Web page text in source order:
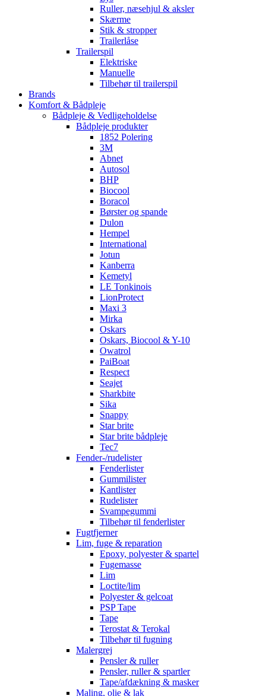
Ruller, næsehjul & aksler
Skærme
Stik & stropper
Trailerlåse
Trailerspil
Elektriske
Manuelle
Tilbehør til trailerspil
Brands
Komfort & Bådpleje
Bådpleje & Vedligeholdelse
Bådpleje produkter
1852 Polering
3M
Abnet
Autosol
BHP
Biocool
Boracol
Børster og spande
Dulon
Hempel
International
Jotun
Kanberra
Kemetyl
LE Tonkinois
LionProtect
Maxi 3
Mirka
Oskars
Oskars, Biocool & Y-10
Owatrol
PaiBoat
Respect
Seajet
Sharkbite
Sika
Snappy
Star brite
Star brite bådpleje
Tec7
Fender-/rudelister
Fenderlister
Gummilister
Kantlister
Rudelister
Svampegummi
Tilbehør til fenderlister
Fugtfjerner
Lim, fuge & reparation
Epoxy, polyester & spartel
Fugemasse
Lim
Loctite/lim
Polyester & gelcoat
PSP Tape
Tape
Terostat & Terokal
Tilbehør til fugning
Malergrej
Pensler & ruller
Pensler, ruller & spartler
Tape/afdækning & masker
Maling, olie & lak